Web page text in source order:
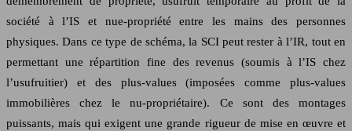
société à l’IS et nue-propriété entre les mains des personnes
physiques. Dans ce type de schéma, la SCI peut rester à l’IR, tout en
permettant une répartition fine des revenus (soumis à l’IS chez
l’usufruitier) et des plus-values (imposées comme plus-values
immobilières chez le nu-propriétaire). Ce sont des montages
puissants, mais qui exigent une grande rigueur de mise en œuvre et